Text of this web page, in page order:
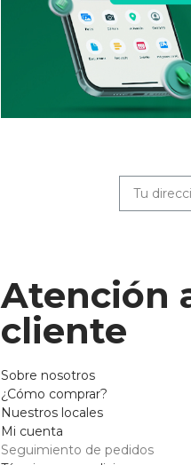
Atención
cliente
Sobre nosotros
¿Cómo comprar?
Nuestros locales
Mi cuenta
Seguimiento de pedidos